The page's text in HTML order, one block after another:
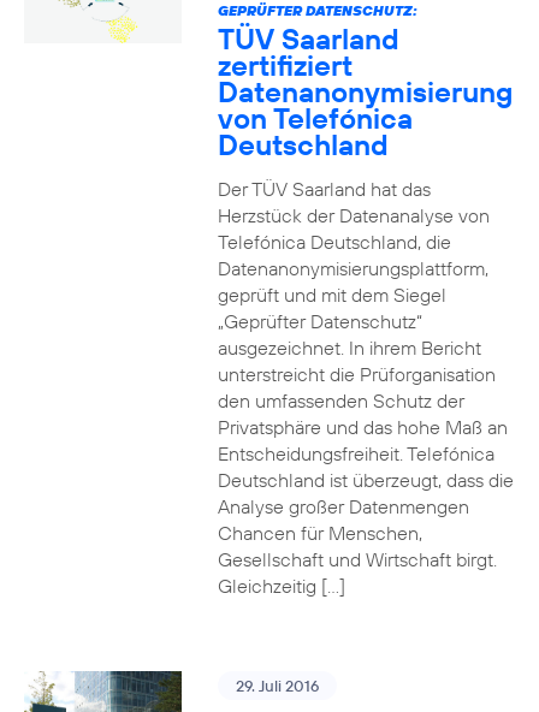
GEPRÜFTER DATENSCHUTZ:
TÜV Saarland
zertifiziert
Datenanonymisierung
von Telefónica
Deutschland
Der TÜV Saarland hat das
Herzstück der Datenanalyse von
Telefónica Deutschland, die
Datenanonymisierungsplattform,
geprüft und mit dem Siegel
„Geprüfter Datenschutz“
ausgezeichnet. In ihrem Bericht
unterstreicht die Prüforganisation
den umfassenden Schutz der
Privatsphäre und das hohe Maß an
Entscheidungsfreiheit. Telefónica
Deutschland ist überzeugt, dass die
Analyse großer Datenmengen
Chancen für Menschen,
Gesellschaft und Wirtschaft birgt.
Gleichzeitig […]
29. Juli 2016